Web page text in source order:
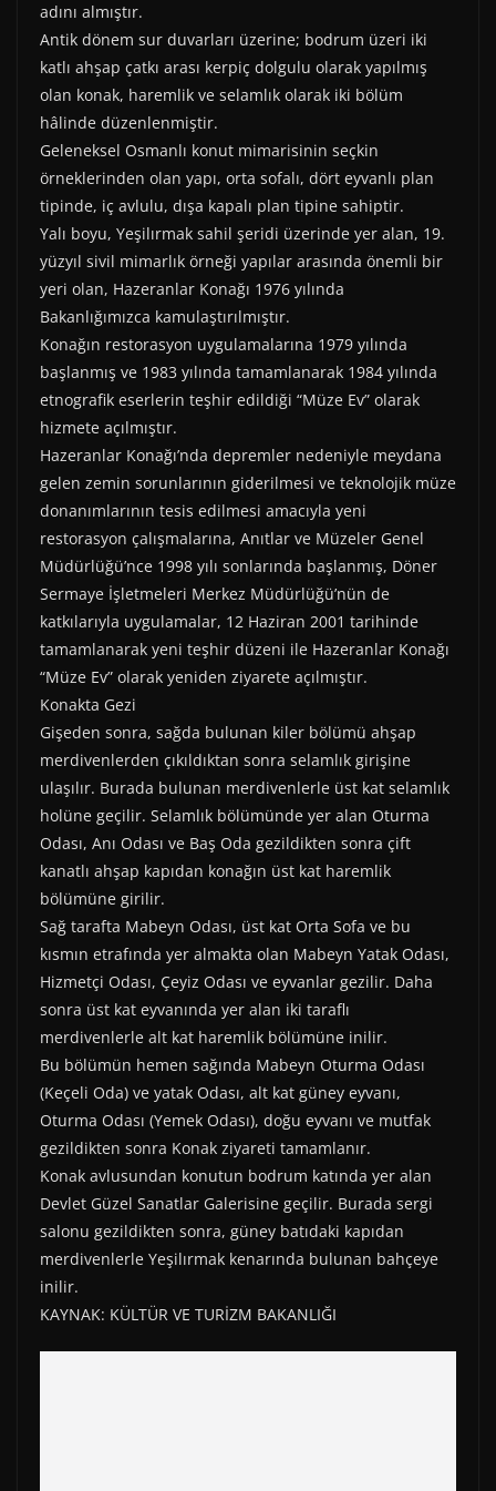
adını almıştır.
Antik dönem sur duvarları üzerine; bodrum üzeri iki
katlı ahşap çatkı arası kerpiç dolgulu olarak yapılmış
olan konak, haremlik ve selamlık olarak iki bölüm
hâlinde düzenlenmiştir.
Geleneksel Osmanlı konut mimarisinin seçkin
örneklerinden olan yapı, orta sofalı, dört eyvanlı plan
tipinde, iç avlulu, dışa kapalı plan tipine sahiptir.
Yalı boyu, Yeşilırmak sahil şeridi üzerinde yer alan, 19.
yüzyıl sivil mimarlık örneği yapılar arasında önemli bir
yeri olan, Hazeranlar Konağı 1976 yılında
Bakanlığımızca kamulaştırılmıştır.
Konağın restorasyon uygulamalarına 1979 yılında
başlanmış ve 1983 yılında tamamlanarak 1984 yılında
etnografik eserlerin teşhir edildiği “Müze Ev” olarak
hizmete açılmıştır.
Hazeranlar Konağı’nda depremler nedeniyle meydana
gelen zemin sorunlarının giderilmesi ve teknolojik müze
donanımlarının tesis edilmesi amacıyla yeni
restorasyon çalışmalarına, Anıtlar ve Müzeler Genel
Müdürlüğü’nce 1998 yılı sonlarında başlanmış, Döner
Sermaye İşletmeleri Merkez Müdürlüğü’nün de
katkılarıyla uygulamalar, 12 Haziran 2001 tarihinde
tamamlanarak yeni teşhir düzeni ile Hazeranlar Konağı
“Müze Ev” olarak yeniden ziyarete açılmıştır.
Konakta Gezi
Gişeden sonra, sağda bulunan kiler bölümü ahşap
merdivenlerden çıkıldıktan sonra selamlık girişine
ulaşılır. Burada bulunan merdivenlerle üst kat selamlık
holüne geçilir. Selamlık bölümünde yer alan Oturma
Odası, Anı Odası ve Baş Oda gezildikten sonra çift
kanatlı ahşap kapıdan konağın üst kat haremlik
bölümüne girilir.
Sağ tarafta Mabeyn Odası, üst kat Orta Sofa ve bu
kısmın etrafında yer almakta olan Mabeyn Yatak Odası,
Hizmetçi Odası, Çeyiz Odası ve eyvanlar gezilir. Daha
sonra üst kat eyvanında yer alan iki taraflı
merdivenlerle alt kat haremlik bölümüne inilir.
Bu bölümün hemen sağında Mabeyn Oturma Odası
(Keçeli Oda) ve yatak Odası, alt kat güney eyvanı,
Oturma Odası (Yemek Odası), doğu eyvanı ve mutfak
gezildikten sonra Konak ziyareti tamamlanır.
Konak avlusundan konutun bodrum katında yer alan
Devlet Güzel Sanatlar Galerisine geçilir. Burada sergi
salonu gezildikten sonra, güney batıdaki kapıdan
merdivenlerle Yeşilırmak kenarında bulunan bahçeye
inilir.
KAYNAK: KÜLTÜR VE TURİZM BAKANLIĞI